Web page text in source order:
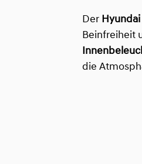
Der Hyundai
Beinfreiheit
die